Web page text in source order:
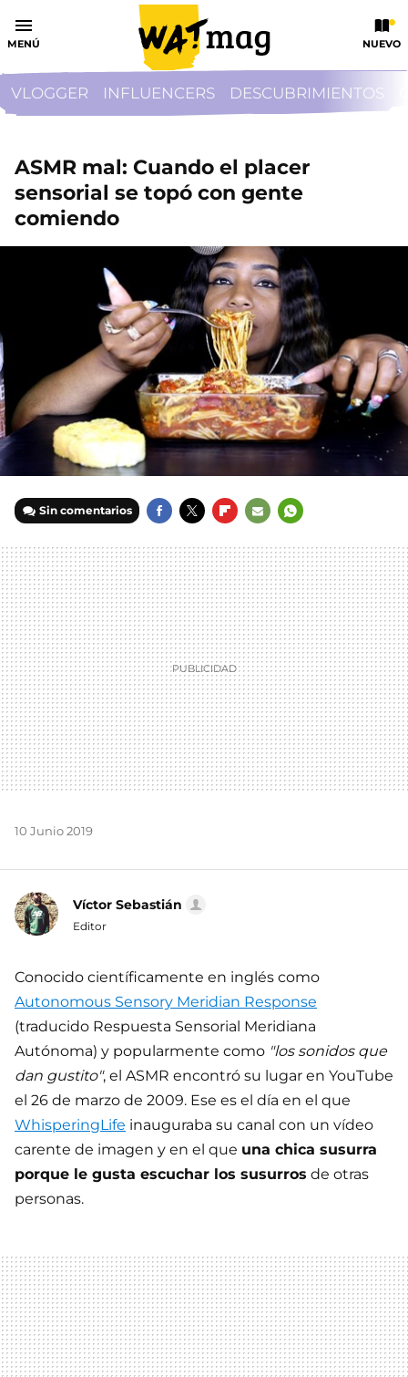
MENÚ NUEVO
VLOGGER INFLUENCERS DESCUBRIMIENTOS
ASMR mal: Cuando el placer
sensorial se topó con gente
comiendo
Sin comentarios
MAIL
10 Junio 2019
Víctor Sebastián
Editor
Conocido científicamente en inglés como
Autonomous Sensory Meridian Response
(traducido Respuesta Sensorial Meridiana
Autónoma) y popularmente como "los sonidos que
dan gustito", el ASMR encontró su lugar en YouTube
el 26 de marzo de 2009. Ese es el día en el que
WhisperingLife inauguraba su canal con un vídeo
carente de imagen y en el que una chica susurra
porque le gusta escuchar los susurros de otras
personas.